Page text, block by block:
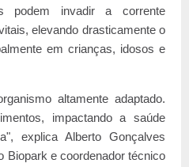
podem invadir a corrente
elevando drasticamente o
em crianças, idosos e
altamente adaptado.
impactando a saúde
explica Alberto Gonçalves
Biopark e coordenador técnico